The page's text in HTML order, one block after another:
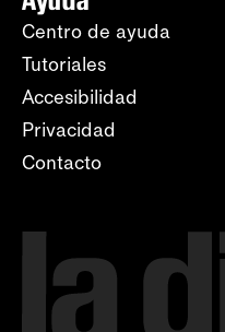
Centro de ayuda
Tutoriales
Accesibilidad
Privacidad
Contacto